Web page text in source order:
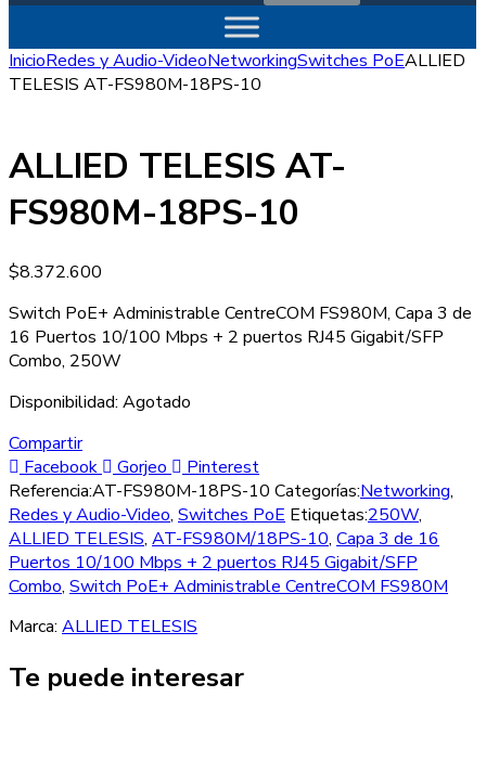
InicioRedes y Audio-VideoNetworkingSwitches PoEALLIED
TELESIS AT-FS980M-18PS-10
ALLIED TELESIS AT-
FS980M-18PS-10
$8.372.600
Switch PoE+ Administrable CentreCOM FS980M, Capa 3 de
16 Puertos 10/100 Mbps + 2 puertos RJ45 Gigabit/SFP
Combo, 250W
Disponibilidad: Agotado
Compartir
Facebook
Gorjeo
Pinterest
Referencia:AT-FS980M-18PS-10 Categorías:Networking,
Redes y Audio-Video, Switches PoE Etiquetas:250W,
ALLIED TELESIS, AT-FS980M/18PS-10, Capa 3 de 16
Puertos 10/100 Mbps + 2 puertos RJ45 Gigabit/SFP
Combo, Switch PoE+ Administrable CentreCOM FS980M
Marca: ALLIED TELESIS
Te puede interesar